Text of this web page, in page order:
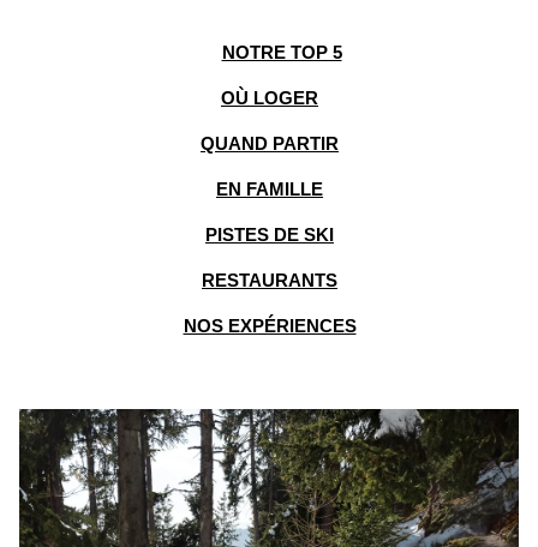
NOTRE TOP 5
OÙ LOGER
QUAND PARTIR
EN FAMILLE
PISTES DE SKI
RESTAURANTS
NOS EXPÉRIENCES